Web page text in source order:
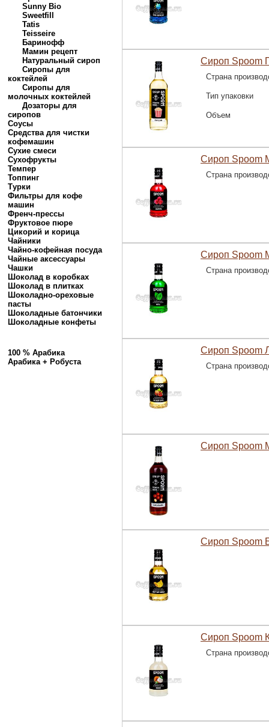
Sunny Bio
Sweetfill
Tatis
Teisseire
Баринофф
Мамин рецепт
Натуральный сироп
Сиропы для
коктейлей
Сиропы для
молочных коктейлей
Дозаторы для
сиропов
Соусы
Средства для чистки
кофемашин
Сухие смеси
Сухофрукты
Темпер
Топпинг
Турки
Фильтры для кофе
машин
Френч-прессы
Фруктовое пюре
Цикорий и корица
Чайники
Чайно-кофейная посуда
Чайные аксессуары
Чашки
Шоколад в коробках
Шоколад в плитках
Шоколадно-ореховые
пасты
Шоколадные батончики
Шоколадные конфеты
100 % Арабика
Арабика + Робуста
Сироп Spoom
Страна
Тип упаковки
Объем
Сироп Spoom
Страна
Сироп Spoom
Страна
Сироп Spoom
Страна
Сироп Spoom
Сироп Spoom
Сироп Spoom
Страна